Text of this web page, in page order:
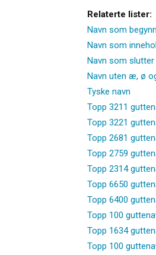
Relaterte lister:
Navn som
Navn som
Navn som slutter
Navn uten æ, ø
Tyske navn
Topp 3211
Topp 3221
Topp 2681
Topp 2759
Topp 2314
Topp 6650
Topp 6400
Topp 100
Topp 1634
Topp 100